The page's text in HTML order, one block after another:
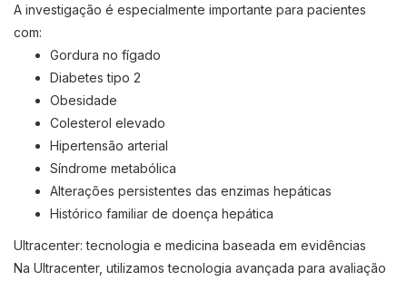
A investigação é especialmente importante para pacientes
com:
Gordura no fígado
Diabetes tipo 2
Obesidade
Colesterol elevado
Hipertensão arterial
Síndrome metabólica
Alterações persistentes das enzimas hepáticas
Histórico familiar de doença hepática
Ultracenter: tecnologia e medicina baseada em evidências
Na Ultracenter, utilizamos tecnologia avançada para avaliação